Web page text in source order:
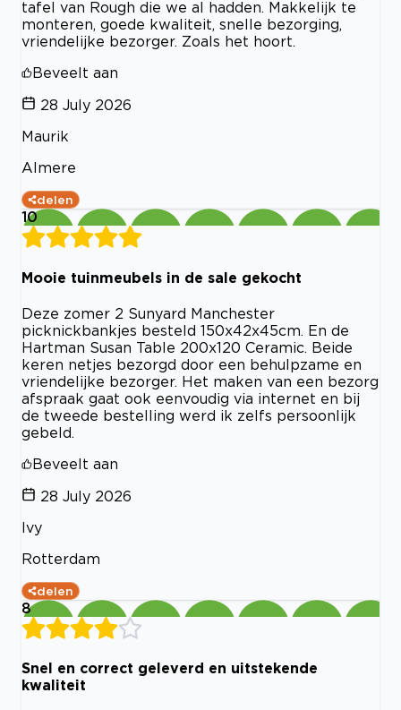
tafel van Rough die we al hadden. Makkelijk te
monteren, goede kwaliteit, snelle bezorging,
vriendelijke bezorger. Zoals het hoort.
Beveelt aan
28 July 2026
Maurik
Almere
delen
10
Mooie tuinmeubels in de sale gekocht
Deze zomer 2 Sunyard Manchester
picknickbankjes besteld 150x42x45cm. En de
Hartman Susan Table 200x120 Ceramic. Beide
keren netjes bezorgd door een behulpzame en
vriendelijke bezorger. Het maken van een bezorg
afspraak gaat ook eenvoudig via internet en bij
de tweede bestelling werd ik zelfs persoonlijk
gebeld.
Beveelt aan
28 July 2026
Ivy
Rotterdam
delen
8
Snel en correct geleverd en uitstekende
kwaliteit